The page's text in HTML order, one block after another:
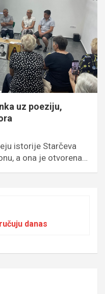
uz poeziju,
istorije Starčeva
a ona je otvorena…
danas